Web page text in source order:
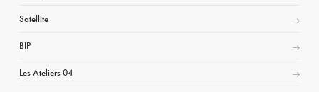
Satellite
BIP
Les Ateliers 04